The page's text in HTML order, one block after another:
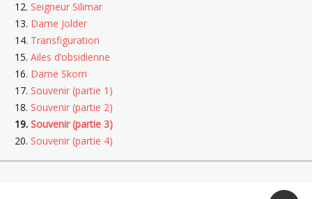
Seigneur Silimar
Dame Jolder
Transfiguration
Ailes d’obsidienne
Dame Skorri
Souvenir (partie 1)
Souvenir (partie 2)
Souvenir (partie 3)
Souvenir (partie 4)